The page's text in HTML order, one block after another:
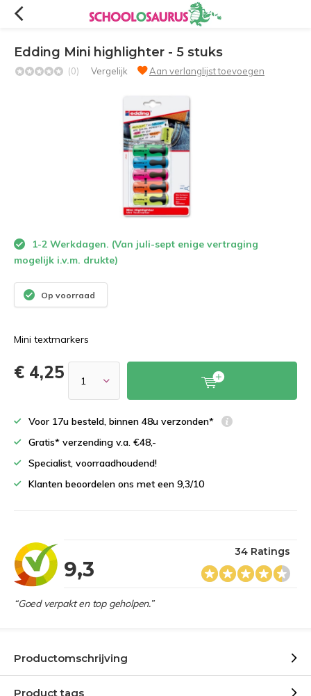
Edding Mini highlighter - 5 stuks
(0) Vergelijk Aan verlanglijst toevoegen
1-2 Werkdagen. (Van juli-sept enige vertraging
mogelijk i.v.m. drukte)
Op voorraad
Mini textmarkers
€ 4,25
Voor 17u besteld, binnen 48u verzonden*
Gratis* verzending v.a. €48,-
Specialist, voorraadhoudend!
Klanten beoordelen ons met een 9,3/10
9,3
34 Ratings
“Goed verpakt en top geholpen.”
Productomschrijving
Product tags